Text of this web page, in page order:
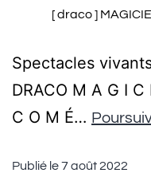
[ draco ]
Spectacles
DRACO M A G I
C O M É…
Publié le7 août 2022